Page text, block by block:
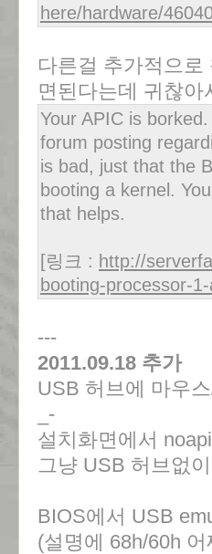
here/hardware/
다른걸 추가적으
면된다는데 귀찮
Your APIC is
forum posting
is bad, just that the
booting a kernel.
that helps.
[링크 : http://
booting-processor-
---
2011.09.18 추가
USB 허브에 마우
_-
설치화면에서
그냥 USB 허브없
BIOS에서 USB
(설명에 68h/60h